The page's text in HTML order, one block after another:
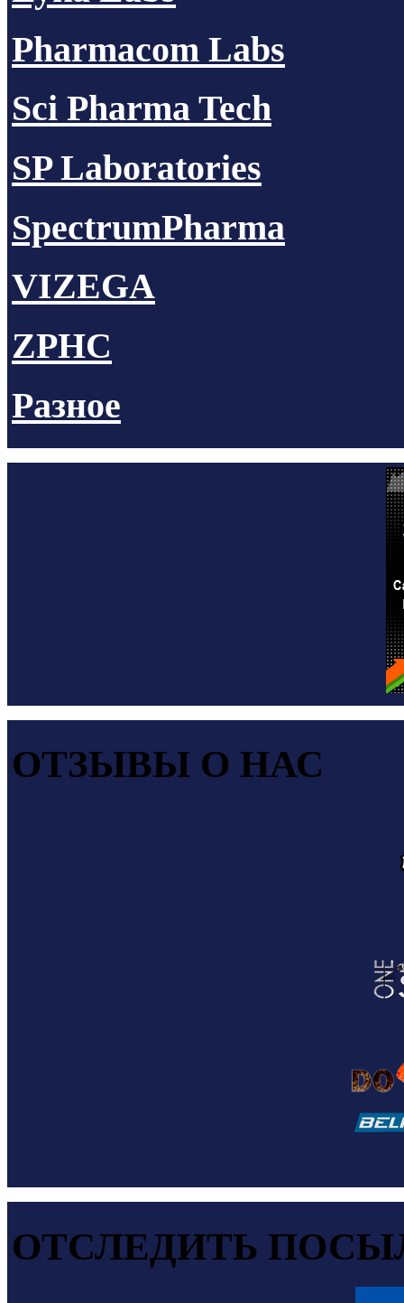
Pharmacom Labs
Sci Pharma Tech
SP Laboratories
SpectrumPharma
VIZEGA
ZPHC
Разное
ОТЗЫВЫ О НАС
ОТСЛЕДИТЬ